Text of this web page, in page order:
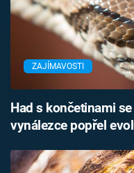
ZAJÍMAVOSTI
Had s končetinami
vynálezce popřel